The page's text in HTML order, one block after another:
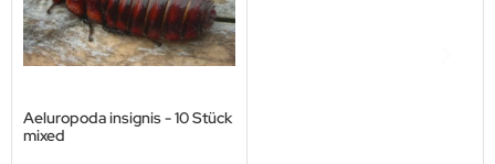
Aeluropoda insignis - 10 Stück
mixed